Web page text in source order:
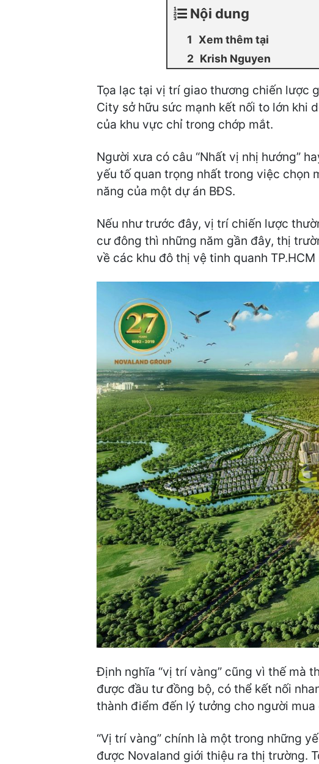
Nội dung
Xem thêm tại
Krish Nguyen
Tọa lạc tại vị trí giao thương chiến lược
City sở hữu sức mạnh kết nối to lớn khi
của khu vực chỉ trong chớp mắt.
Người xưa có câu “Nhất vị nhị hướng”
yếu tố quan trọng nhất trong việc chọn
năng của một dự án BĐS.
Nếu như trước đây, vị trí chiến lược
cư đông thì những năm gần đây, thị
về các khu đô thị vệ tinh quanh
Định nghĩa “vị trí vàng” cũng vì thế mà
được đầu tư đồng bộ, có thể kết nối
thành điểm đến lý tưởng cho người mua
“Vị trí vàng” chính là một trong những
được Novaland giới thiệu ra thị trường.